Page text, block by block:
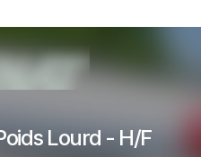
Lourd - H/F